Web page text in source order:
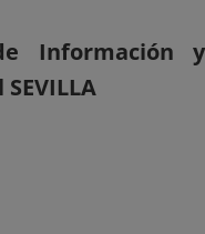
Información y